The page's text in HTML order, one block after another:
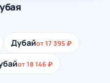
Дубайот 17 395 ₽
от 18 146 ₽